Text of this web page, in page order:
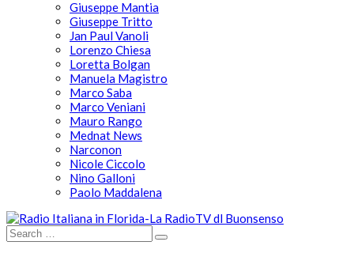
Giuseppe Mantia
Giuseppe Tritto
Jan Paul Vanoli
Lorenzo Chiesa
Loretta Bolgan
Manuela Magistro
Marco Saba
Marco Veniani
Mauro Rango
Mednat News
Narconon
Nicole Ciccolo
Nino Galloni
Paolo Maddalena